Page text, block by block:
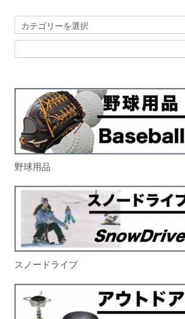
野球用品
スノードライブ